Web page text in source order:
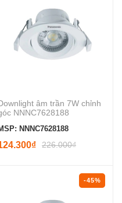
âm trần 7W chỉnh
NNNC7628188
NNNC7628188
226.000₫
-45%